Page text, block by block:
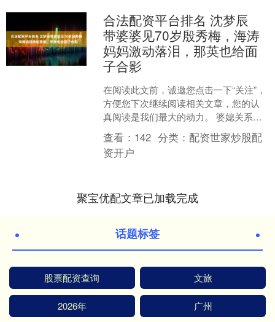
合法配资平台排名 沈梦辰
带婆婆见70岁殷秀梅，海涛
妈妈激动落泪，那英也给面
子合影
在阅读此文前，诚邀您点击一下“关注”，
方便您下次继续阅读相关文章，您的认
真阅读是我们最大的动力。 婆媳关系这
种东西，平时在家里多半靠忍耐和习惯
撑着，一进电视台后....
查看： 142 分类：配资世家炒股配
资开户
聚宝优配文章已加载完成
话题标签
股票配资查询 文旅
2026年 广州